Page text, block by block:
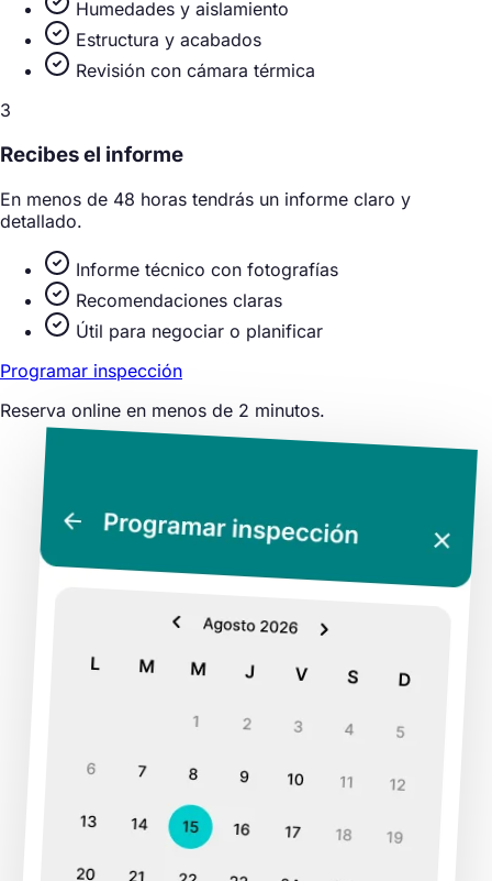
Humedades y aislamiento
Estructura y acabados
Revisión con cámara térmica
3
Recibes el informe
En menos de 48 horas tendrás un informe claro y
detallado.
Informe técnico con fotografías
Recomendaciones claras
Útil para negociar o planificar
Programar inspección
Reserva online en menos de 2 minutos.